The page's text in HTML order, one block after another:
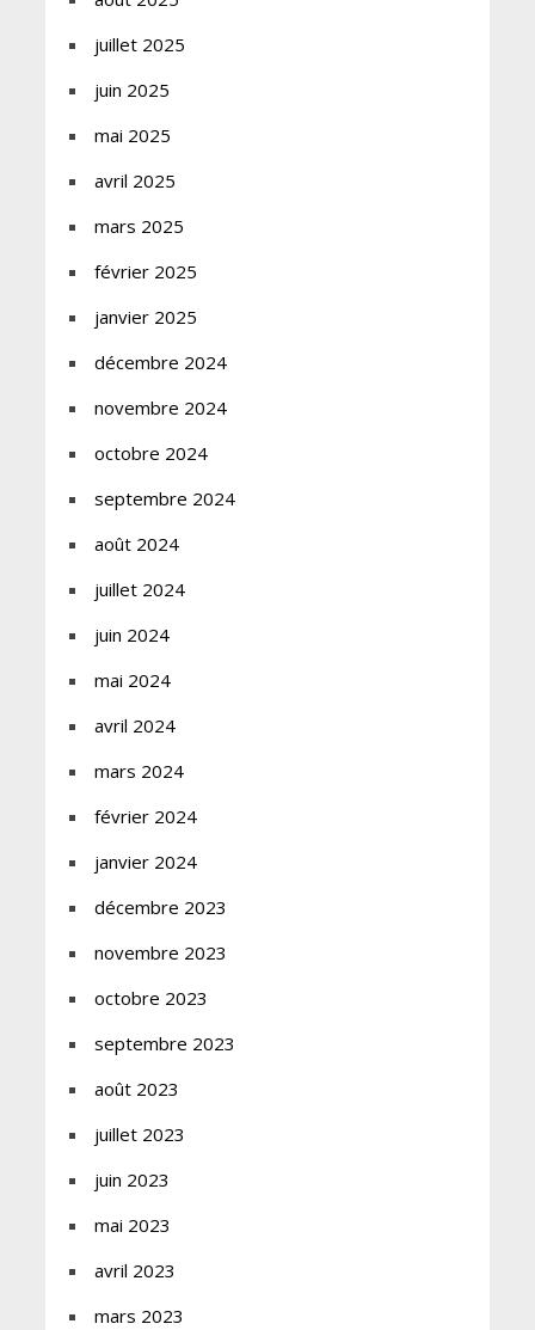
juillet 2025
juin 2025
mai 2025
avril 2025
mars 2025
février 2025
janvier 2025
décembre 2024
novembre 2024
octobre 2024
septembre 2024
août 2024
juillet 2024
juin 2024
mai 2024
avril 2024
mars 2024
février 2024
janvier 2024
décembre 2023
novembre 2023
octobre 2023
septembre 2023
août 2023
juillet 2023
juin 2023
mai 2023
avril 2023
mars 2023